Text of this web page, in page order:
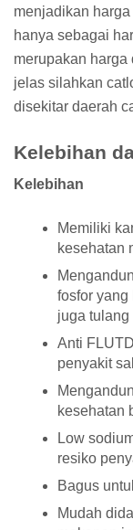
menjadikan
hanya sebagai
merupakan
jelas silahkan
disekitar daerah
Kelebihan
Kelebihan
Memiliki
kesehatan
fosfor yang
juga tulang
Anti
penyakit
kesehatan
Low
resiko
Bagus
Mudah